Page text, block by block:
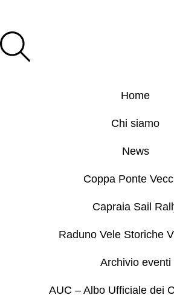
Home
Chi siamo
News
Coppa Ponte
Capraia Sail
Raduno Vele Storiche
Archivio eventi
AUC – Albo Ufficiale dei